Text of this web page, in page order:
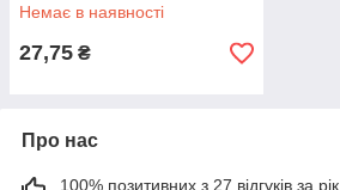
Немає в наявності
27,75 ₴
Про нас
100% позитивних з 27 відгуків за рік